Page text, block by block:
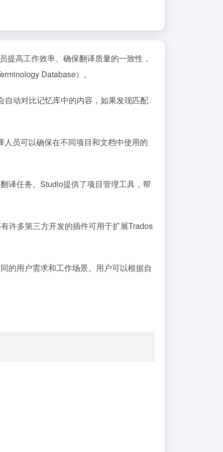
提高工作效率、确保翻译质量的一致性，
Database）。
动对比记忆库中的内容，如果发现匹配
员可以确保在不同项目和文档中使用的
译任务。Studio提供了项目管理工具，帮
许多第三方开发的插件可用于扩展Trados
的用户需求和工作场景。用户可以根据自